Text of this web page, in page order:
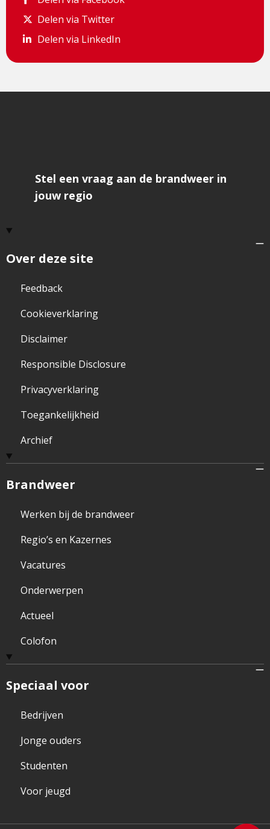
Delen via Twitter
Delen via Twitter
Delen via LinkedIn
Delen via LinkedIn
Over deze site
Feedback
Cookieverklaring
Disclaimer
Responsible Disclosure
Privacyverklaring
Toegankelijkheid
Archief
Brandweer
Werken bij de brandweer
Regio’s en Kazernes
Vacatures
Onderwerpen
Actueel
Colofon
Speciaal voor
Bedrijven
Jonge ouders
Studenten
Voor jeugd
Stel een vraag aan de brandweer in
jouw regio